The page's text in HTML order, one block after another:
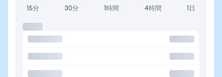
15分 30分 1時間 4時間 1日